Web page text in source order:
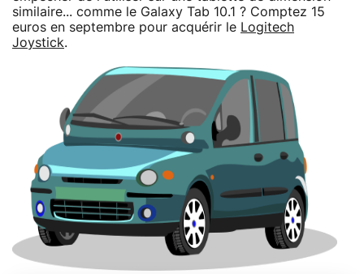
similaire... comme le Galaxy Tab 10.1 ? Comptez 15
euros en septembre pour acquérir le Logitech
Joystick.